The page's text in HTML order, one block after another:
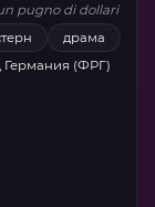
pugno di dollari
драма
Германия (ФРГ)